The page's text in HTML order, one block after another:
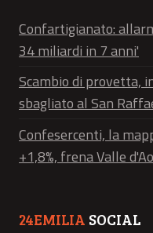
Confartigianato:
34 miliardi in 7 anni'
Scambio di provetta,
sbagliato al San
Confesercenti, la
+1,8%, frena Valle
24EMILIA SOCIAL